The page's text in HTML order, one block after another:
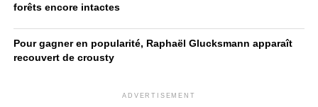
forêts encore intactes
Pour gagner en popularité, Raphaël Glucksmann apparaît
recouvert de crousty
ADVERTISEMENT